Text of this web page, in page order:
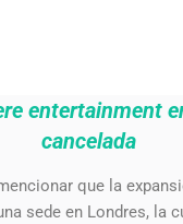
entertainment
cancelada
que la
sede en Londres, la